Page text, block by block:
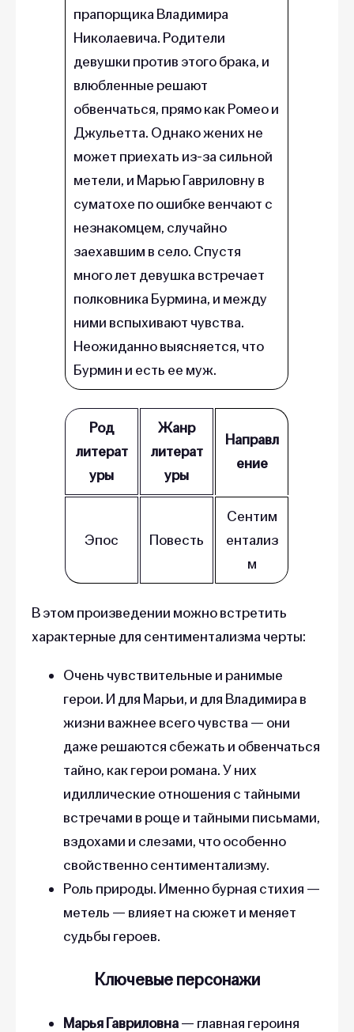
прапорщика Владимира
Николаевича. Родители
девушки против этого брака, и
влюбленные решают
обвенчаться, прямо как Ромео и
Джульетта. Однако жених не
может приехать из-за сильной
метели, и Марью Гавриловну в
суматохе по ошибке венчают с
незнакомцем, случайно
заехавшим в село. Спустя
много лет девушка встречает
полковника Бурмина, и между
ними вспыхивают чувства.
Неожиданно выясняется, что
Бурмин и есть ее муж.
Род
литерат
уры
Жанр
литерат
уры
Направл
ение
Эпос Повесть
Сентим
ентализ
м
В этом произведении можно встретить
характерные для сентиментализма черты:
Очень чувствительные и ранимые
герои. И для Марьи, и для Владимира в
жизни важнее всего чувства — они
даже решаются сбежать и обвенчаться
тайно, как герои романа. У них
идиллические отношения с тайными
встречами в роще и тайными письмами,
вздохами и слезами, что особенно
свойственно сентиментализму.
Роль природы. Именно бурная стихия —
метель — влияет на сюжет и меняет
судьбы героев.
Ключевые персонажи
Марья Гавриловна— главная героиня